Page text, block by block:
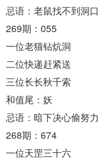
忌语：老鼠找不到洞口
269期：055
一位老猫钻炕洞
二位快递赶紧送
三位长长秋千索
和值尾：妖
忌语：暗下决心偷努力
268期：674
一位天罡三十六